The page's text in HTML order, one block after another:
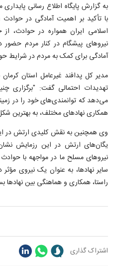
به گزارش پایگاه اطلاع رسانی
با تأکید بر اهمیت آمادگی در
اسلامی ایران همواره در حوادث،
نیروهای پیشگام در کنار مردم
آمادگی برای کمک به مردم در شرایط
مدیر کل پدافند غیرعامل استان کرمان
تهدیدات احتمالی گفت: "برگزاری
می‌دهد که توانمندی‌های خود را در
همکاری نهادهای مختلف، به بهترین
وی همچنین به نقش کلیدی ارتش در
یگان‌های ارتش در این رزمایش
نیروهای مسلح ما در مواجهه با
سایر نهادها، به عنوان یک نیروی
راستا، همکاری و هماهنگی بین
اشتراک گذاری